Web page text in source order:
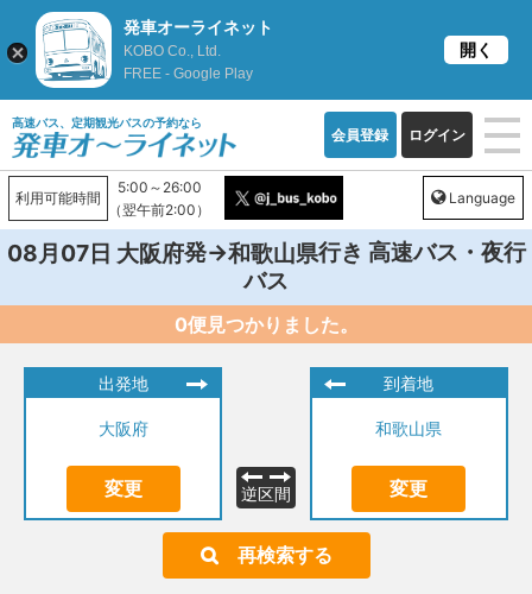
高速バス、定期観光バスの予約なら
会員登録 ログイン
利用可能時間
5:00～26:00
（翌午前2:00）
Language
08月07日 大阪府発→和歌山県行き 高速バス・夜行
バス
0便見つかりました。
出発地
大阪府
変更 逆区間
到着地
和歌山県
変更
再検索する
発車オーライネット
KOBO Co., Ltd.
FREE - Google Play
開く